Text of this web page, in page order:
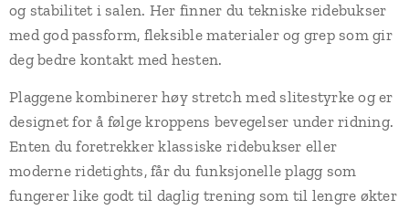
og stabilitet i salen. Her finner du tekniske ridebukser
med god passform, fleksible materialer og grep som gir
deg bedre kontakt med hesten.
Plaggene kombinerer høy stretch med slitestyrke og er
designet for å følge kroppens bevegelser under ridning.
Enten du foretrekker klassiske ridebukser eller
moderne ridetights, får du funksjonelle plagg som
fungerer like godt til daglig trening som til lengre økter